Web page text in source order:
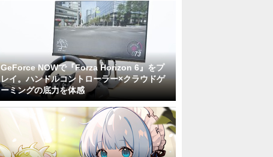
GeForce NOWで『Forza Horizon 6』をプ
レイ。ハンドルコントローラー×クラウドゲ
ーミングの底力を体感